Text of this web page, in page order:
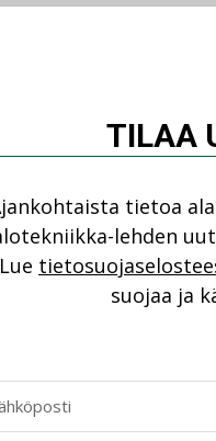
TILAA
tietoa
lehden
Lue
suojaa ja